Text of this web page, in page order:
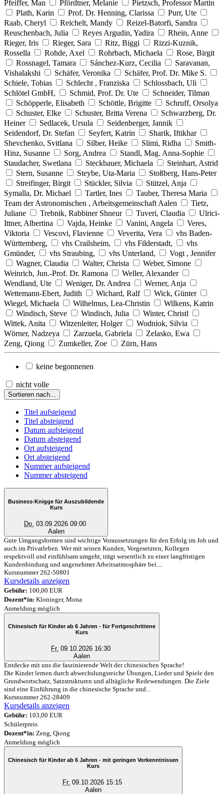
Pfeiffer, Man Pfördtner, Melanie
Pietzsch, Professor Martin
Plath, Karin
Prof. Dr. Henning, Clarissa
Purr, Ute
Raab, Cheryl
Reichelt, Mandy
Reizel-Batorfi, Sandra
Reuschenbach, Julia
Reyes Argudin, Yadira
Rhein, Anne
Rieger, Iris
Rieger, Sara Ritz, Biggi
Rizzi-Kuznik,
Rossella
Rohde, Axel Rohrbach, Michaela
Rose, Birgit
Rossnagel, Tamara
Sánchez-Kurz, Cecilia
Saravanan,
Vishalakshi
Schäfer, Veronika
Schäfer, Prof. Dr. Mike S.
Schiele, Tobias
Schlecht , Franziska
Schlossbach, Uli
Schlötel GmbH,
Schmid, Prof. Dr. Ute
Schneider, Tilman
Schöpperle, Elisabeth
Schöttle, Brigitte
Schruff, Orsolya
Schuster, Elke
Schuster, Britta Verena
Schwarzberg, Dr.
Heiner
Sedlacek, Ursula
Seidenberger, Jannik
Seidendorf, Dr. Stefan
Seyfert, Katrin
Sharik, Iftikhar
Shevchenko, Svitlana
Silber, Heike Slimi, Ridha
Smith-
Hinz, Susanne
Sorg, Andrea
Standl, Mag. Anna-Sophie
Staudacher, Swetlana
Steckbauer, Michaela
Steinhart, Astrid
Stern, Susanne
Steybe, Uta-Maria
Stoßberg, Hans-Peter
Streifinger, Birgit
Stückler, Silvia
Stützel, Anja
Symalla, Dr. Michael
Tartler, Ines
Tauber, Theresa Maria
Team der Astronomischen , Arbeitsgemeinschaft Aalen
Tietz,
Juliane
Trebnik, Rabbiner Shneur Tuveri, Claudia
Ulrici-
Ittner, Albertina
Vajda, Heinke Vanini, Angela
Veres,
Viktoria
Vescovi, Flavienne Veverita, Vera
vhs Baden-
Württemberg,
vhs Crailsheim, vhs Filderstadt,
vhs
Gmünder,
vhs Straubing, vhs Unterland,
Vogt , Jennifer
Wagner, Claudia
Walter, Christa
Weber, Simone
Weinrich, Jun.-Prof. Dr. Ramona
Weller, Alexander
Wendland, Ute
Weniger, Dr. Andrea
Werner, Anja
Wettemann-Ebert, Judith
Wichard, Ralf
Wick, Günter
Wiegel, Michaela
Wilhelmus, Lea-Christin
Wilkens, Katrin
Windisch, Steve
Windisch, Julia
Winter, Christl
Wittek, Anita
Witzenleiter, Holger
Wodniok, Silvia
Wörner, Nadzeya
Zarzuela, Gabriela
Zelasko, Ewa
Zeng, Qiong
Zumkeller, Zoe Zürn, Hans
keine begonnenen
nicht volle
Sortieren nach...
Titel aufsteigend
Titel absteigend
Datum aufsteigend
Datum absteigend
Ort aufsteigend
Ort absteigend
Nummer aufsteigend
Nummer absteigend
Business-Knigge für Auszubildende
Kurs
Do. 03.09.2026 09:00
Aalen
Gute Umgangsformen sind wichtige Voraussetzungen für den Erfolg im Job und
auch im Privatleben. Wer mit seinen Kunden, Vorgesetzten, Kollegen
respektvoll und einfühlsam umgeht, trägt wesentlich zu einer langfristigen
Kundenbindung und angenehmer Arbeitsatmosphäre bei....
Kursnummer 262-50801
Kursdetails anzeigen
Gebühr: 100,00 EUR
Dozent*in: Kloninger, Mona
Anmeldung möglich
Chinesisch für Kinder ab 6 Jahren - für Fortgeschrittene
Kurs
Fr. 09.10.2026 16:30
Aalen
Entdecke mit uns die faszinierende Welt der chinesischen Sprache!
Die Kinder lernen durch abwechslungsreiche Übungen, Lieder und Spiele den
Grundwortschatz, Satzstrukturen und alltägliche Redewendungen. Die Ziele
sind eine Einführung in die chinesische Sprache und...
Kursnummer 262-28409
Kursdetails anzeigen
Gebühr: 103,00 EUR
Schülerpreis
Dozent*in: Zeng, Qiong
Anmeldung möglich
Chinesisch für Kinder ab 6 Jahren - mit geringen Vorkenntnissen
Kurs
Fr. 09.10.2026 15:15
Aalen